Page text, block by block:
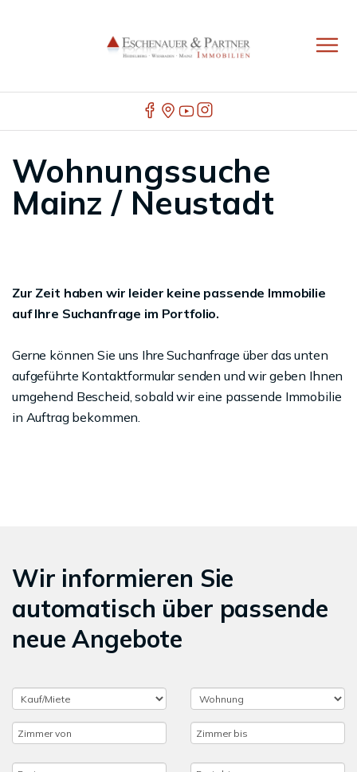
Wohnungssuche
Mainz / Neustadt
Zur Zeit haben wir leider keine passende Immobilie
auf Ihre Suchanfrage im Portfolio.
Gerne können Sie uns Ihre Suchanfrage über das unten
aufgeführte Kontaktformular senden und wir geben Ihnen
umgehend Bescheid, sobald wir eine passende Immobilie
in Auftrag bekommen.
Wir informieren Sie
automatisch über passende
neue Angebote